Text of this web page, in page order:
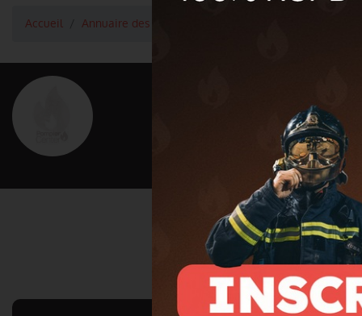
Accueil Annuaire des pompiers
pujolle
Grade : Sapeur 1ere classe